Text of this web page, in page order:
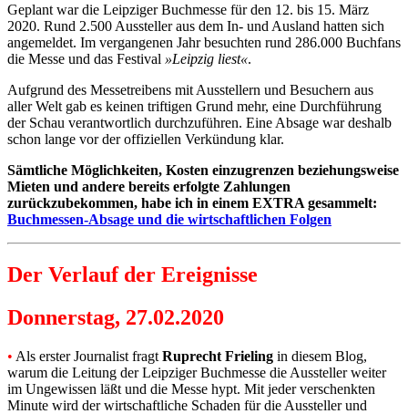
Geplant war die Leipziger Buchmesse für den 12. bis 15. März
2020. Rund 2.500 Aussteller aus dem In- und Ausland hatten sich
angemeldet. Im vergangenen Jahr besuchten rund 286.000 Buchfans
die Messe und das Festival »Leipzig liest«.
Aufgrund des Messetreibens mit Ausstellern und Besuchern aus
aller Welt gab es keinen triftigen Grund mehr, eine Durchführung
der Schau verantwortlich durchzuführen. Eine Absage war deshalb
schon lange vor der offiziellen Verkündung klar.
Sämtliche Möglichkeiten, Kosten einzugrenzen beziehungsweise
Mieten und andere bereits erfolgte Zahlungen
zurückzubekommen, habe ich in einem EXTRA gesammelt:
Buchmessen-Absage und die wirtschaftlichen Folgen
Der Verlauf der Ereignisse
Donnerstag, 27.02.2020
• Als erster Journalist fragt Ruprecht Frieling in diesem Blog,
warum die Leitung der Leipziger Buchmesse die Aussteller weiter
im Ungewissen läßt und die Messe hypt. Mit jeder verschenkten
Minute wird der wirtschaftliche Schaden für die Aussteller und